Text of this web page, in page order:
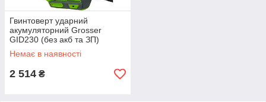
Гвинтоверт ударний
акумуляторний Grosser
GID230 (без акб та ЗП)
Немає в наявності
2 514 ₴